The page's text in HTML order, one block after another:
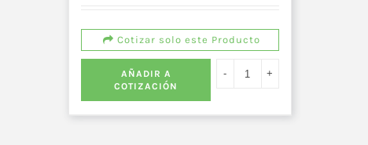
Cotizar solo este Producto
AÑADIR A
COTIZACIÓN